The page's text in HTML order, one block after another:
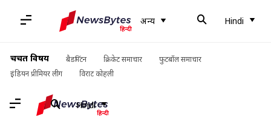
अन्य Hindi
चर्चित विषय बैडमिंटन क्रिकेट समाचार
फुटबॉल समाचार
इंडियन प्रीमियर लीग
विराट कोहली
Hindi